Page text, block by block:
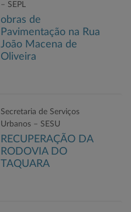
– SEPL
obras de
Pavimentação na Rua
João Macena de
Oliveira
Secretaria de Serviços
Urbanos – SESU
RECUPERAÇÃO DA
RODOVIA DO
TAQUARA